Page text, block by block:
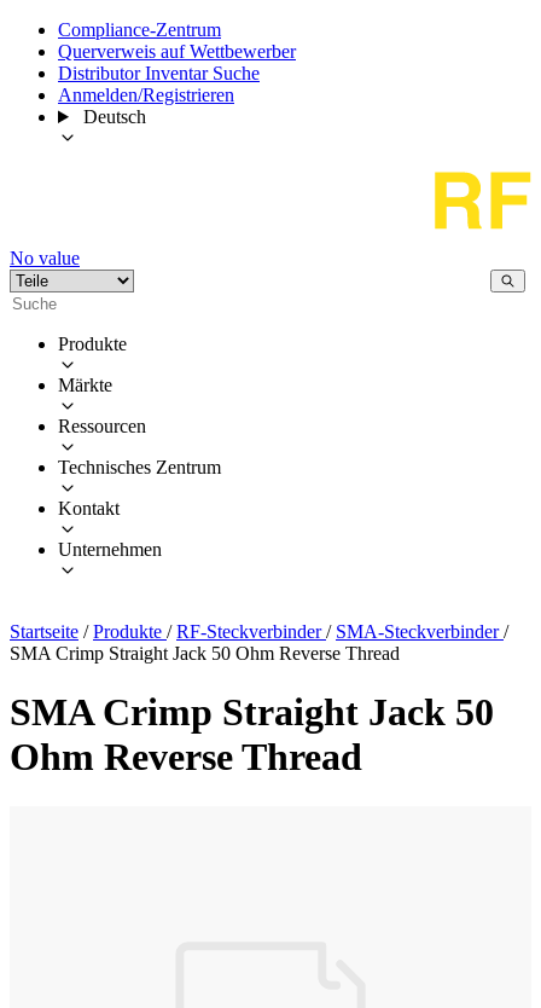
Compliance-Zentrum
Querverweis auf Wettbewerber
Distributor Inventar Suche
Anmelden/Registrieren
Deutsch
No value
Produkte
Märkte
Ressourcen
Technisches Zentrum
Kontakt
Unternehmen
Startseite / Produkte / RF-Steckverbinder/ SMA-Steckverbinder/
SMA Crimp Straight Jack 50 Ohm Reverse Thread
SMA Crimp Straight Jack 50
Ohm Reverse Thread